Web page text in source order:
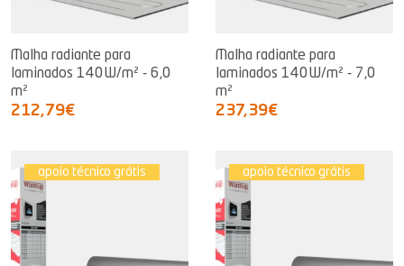
Malha radiante para
laminados 140W/m² - 6,0
m²
212,79€
Malha radiante para
laminados 140W/m² - 7,0
m²
237,39€
apoio técnico grátis apoio técnico grátis